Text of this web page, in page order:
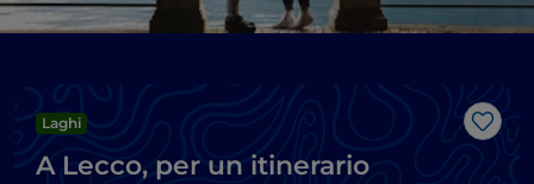
Like
Laghi
A Lecco, per un itinerario